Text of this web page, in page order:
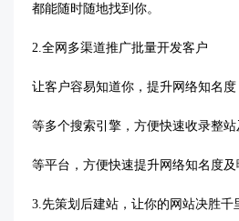
都能随时随地找到你。
2. 全网多渠道推广批量开发客户
让客户容易知道你，提升网络知名
等多个搜索引擎，方便快速收录整
等平台，方便快速提升网络知名度及
3. 先策划后建站，让你的网站决胜千